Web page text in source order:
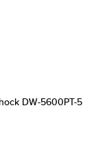
DW-5600PT-5